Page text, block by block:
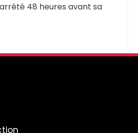
48 heures avant sa